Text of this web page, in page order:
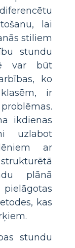
lai
stiliem
stundu
var būt
ko
ir
ikdienas
uzlabot
ar
plānā
kas
stundu